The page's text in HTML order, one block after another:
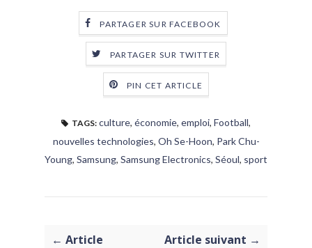
PARTAGER SUR FACEBOOK
PARTAGER SUR TWITTER
PIN CET ARTICLE
TAGS: culture, économie, emploi, Football,
nouvelles technologies, Oh Se-Hoon, Park Chu-
Young, Samsung, Samsung Electronics, Séoul, sport
← Article
Article suivant →